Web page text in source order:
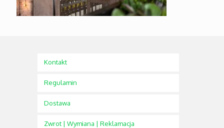
Kontakt
Regulamin
Dostawa
Zwrot | Wymiana | Reklamacja